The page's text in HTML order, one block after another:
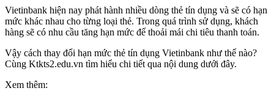
Vietinbank hiện nay phát hành nhiều dòng thẻ tín dụng và sẽ có hạn
mức khác nhau cho từng loại thẻ. Trong quá trình sử dụng, khách
hàng sẽ có nhu cầu tăng hạn mức để thoải mái chi tiêu thanh toán.
Vậy cách thay đổi hạn mức thẻ tín dụng Vietinbank như thế nào?
Cùng Ktkts2.edu.vn tìm hiểu chi tiết qua nội dung dưới đây.
Xem thêm: